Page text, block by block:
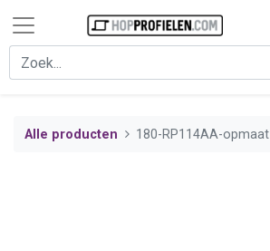
Alle producten 180-RP114AA-opmaat